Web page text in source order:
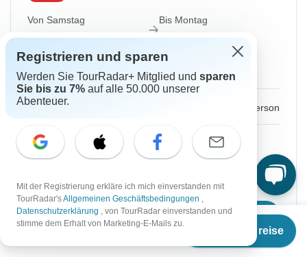
Ab€2.070
Termine & Preise
Von Samstag
12 Sep, 2026
Bis Montag
21 Sep, 2026
Englisch
Ab: per person
Registrierento unlock savings
Preis basierend auf gemeinsam genutztem
Reisetermin wählen
Registrieren und sparen
Werden Sie TourRadar+ Mitglied und sparen
Sie bis zu 7% auf alle 50.000 unserer
Abenteuer.
Mit der Registrierung erkläre ich mich einverstanden mit
TourRadar'sAllgemeinen Geschäftsbedingungen ,
Datenschutzerklärung , von TourRadar einverstanden und
stimme dem Erhalt von Marketing-E-Mails zu.